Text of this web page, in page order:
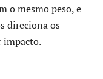
o mesmo peso, e
direciona os
impacto.